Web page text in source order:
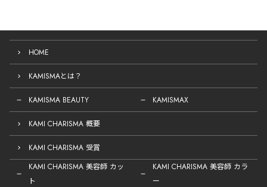
HOME
KAMISMAとは？
KAMISMA BEAUTY KAMISMAX
KAMI CHARISMA 概要
KAMI CHARISMA 受賞
KAMI CHARISMA 美容師 カッ
ト
KAMI CHARISMA 美容師 カラ
ー